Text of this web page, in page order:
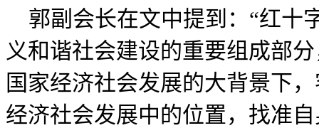
郭副会长在文中提到：“红十
义和谐社会建设的重要组成部
国家经济社会发展的大背景下
经济社会发展中的位置，找准